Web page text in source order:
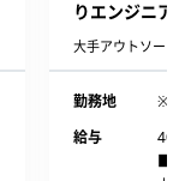
りエンジニア）
大手アウトソーシ
勤務地
※案
給与
400
■経